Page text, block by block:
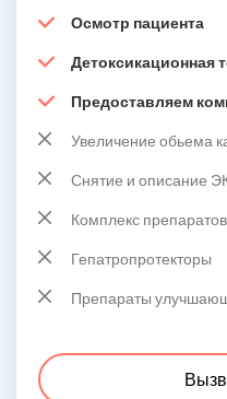
Осмотр пациента
Детоксикационная
Предоставляем
Увеличение обьема
Снятие и описание
Комплекс
Гепатропротекторы
Препараты